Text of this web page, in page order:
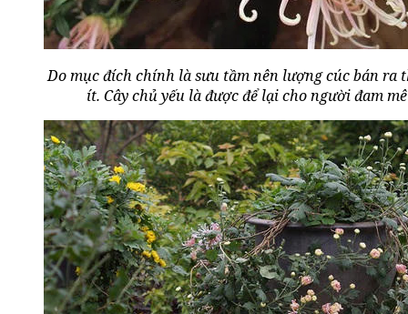
Do mục đích chính là sưu tầm nên lượng cúc bán
ít. Cây chủ yếu là được để lại cho người đam